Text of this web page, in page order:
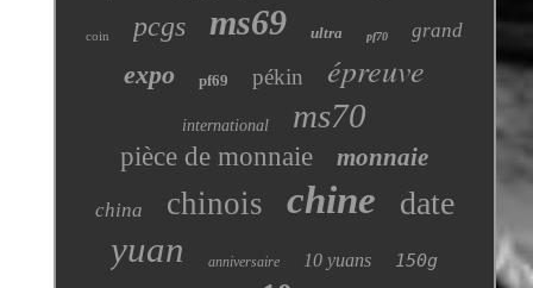
coin pcgs ms69 ultra pf70 grand
expo pf69 pékin épreuve
international ms70
pièce de monnaie monnaie
china chinois chine date
yuan anniversaire 10 yuans 150g